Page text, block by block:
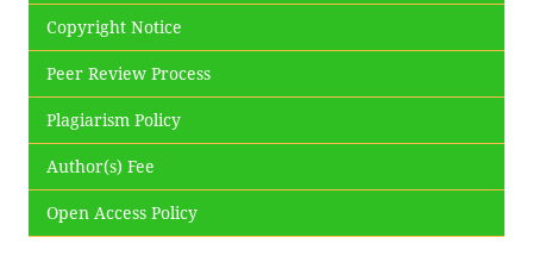
Copyright Notice
Peer Review Process
Plagiarism Policy
Author(s) Fee
Open Access Policy